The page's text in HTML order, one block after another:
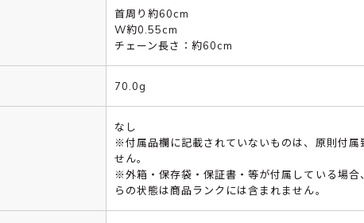
首周り約60cm
W約0.55cm
チェーン長さ：約60cm
70.0g
なし
※付属品欄に記載されていないものは、原則付属
せん。
※外箱・保存袋・保証書・等が付属している場合
らの状態は商品ランクには含まれません。